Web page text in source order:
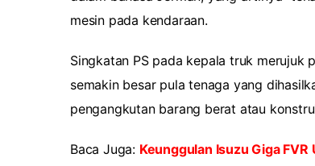
mesin pada kendaraan.
Singkatan PS pada kepala truk merujuk
semakin besar pula tenaga yang
pengangkutan barang berat atau
Baca Juga: Keunggulan Isuzu Giga